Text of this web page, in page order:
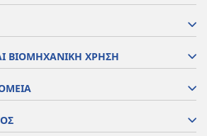
ΒΙΟΜΗΧΑΝΙΚΗ ΧΡΗΣΗ